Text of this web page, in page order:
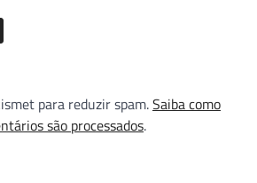
para reduzir spam.Saiba como
são processados.